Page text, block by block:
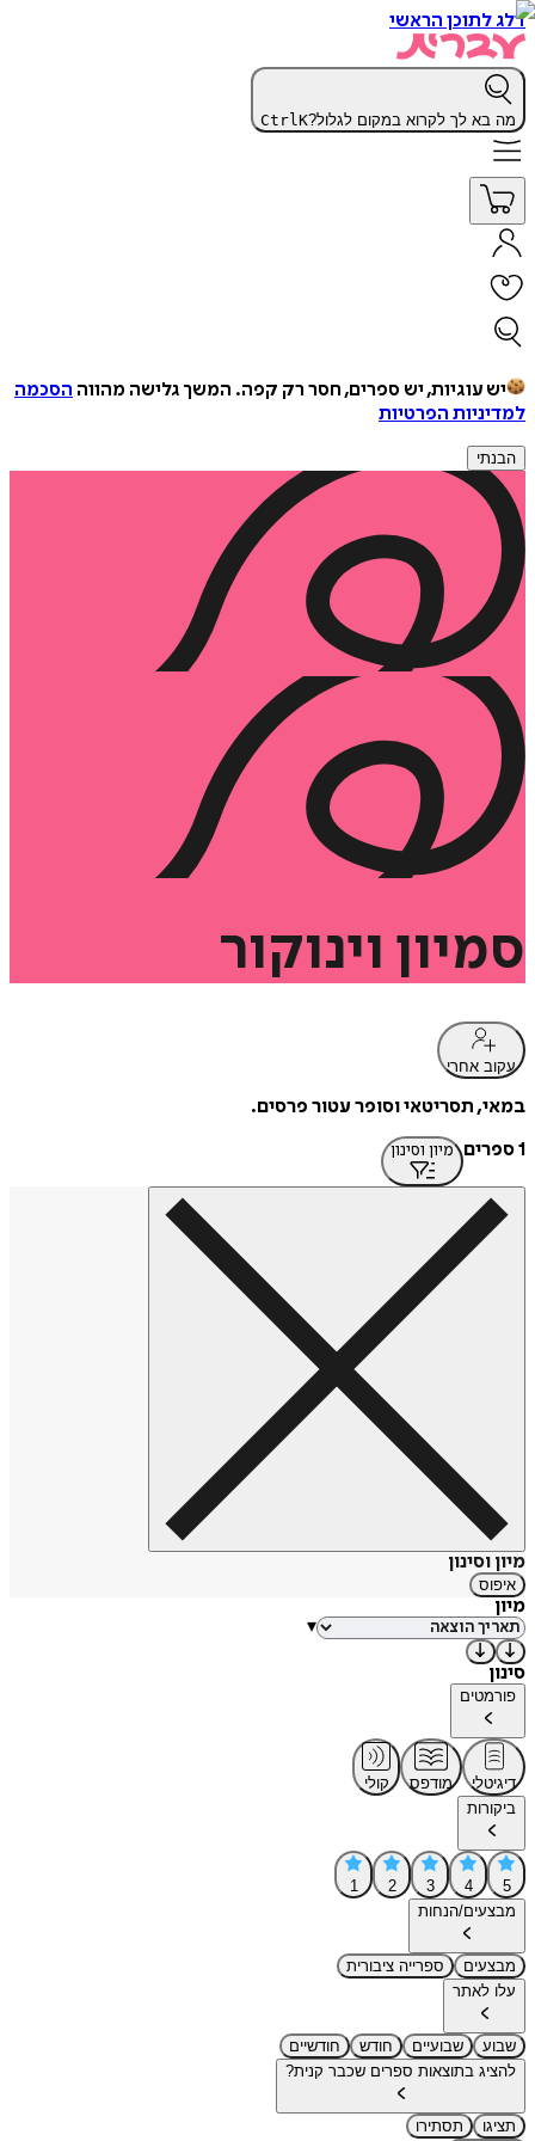
דלג לתוכן הראשי
מה בא לך לקרוא במקום לגלול? CtrlK
יש עוגיות, יש ספרים, חסר רק קפה. המשך גלישה מהווה הסכמה
למדיניות הפרטיות
הבנתי
סמיון וינוקור
עקוב אחרי
במאי, תסריטאי וסופר עטור פרסים.
1 ספרים
מיון וסינון
מיון וסינון
איפוס
מיון
▾
סינון
פורמטים
דיגיטלי מודפס
קולי
ביקורות
5
4
3
2
1
מבצעים/הנחות
מבצעים
ספרייה ציבורית
עלו לאתר
שבוע שבועיים חודש
חודשיים
להציג בתוצאות ספרים שכבר קנית?
תציגו תסתירו